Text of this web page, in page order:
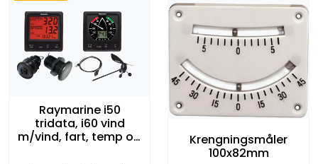
Raymarine i50
tridata, i60 vind
m/vind, fart, temp og
Krengningsmåler
100x82mm